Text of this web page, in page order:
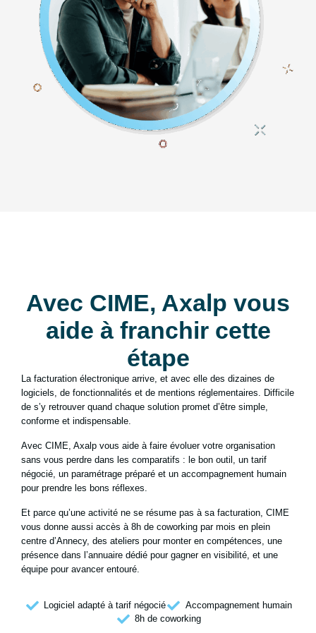
Avec CIME, Axalp vous
aide à franchir cette
étape
La facturation électronique arrive, et avec elle des dizaines de
logiciels, de fonctionnalités et de mentions réglementaires. Difficile
de s’y retrouver quand chaque solution promet d’être simple,
conforme et indispensable.
Avec CIME, Axalp vous aide à faire évoluer votre organisation
sans vous perdre dans les comparatifs : le bon outil, un tarif
négocié, un paramétrage préparé et un accompagnement humain
pour prendre les bons réflexes.
Et parce qu’une activité ne se résume pas à sa facturation, CIME
vous donne aussi accès à 8h de coworking par mois en plein
centre d’Annecy, des ateliers pour monter en compétences, une
présence dans l’annuaire dédié pour gagner en visibilité, et une
équipe pour avancer entouré.
Logiciel adapté à tarif négocié
Accompagnement humain
8h de coworking